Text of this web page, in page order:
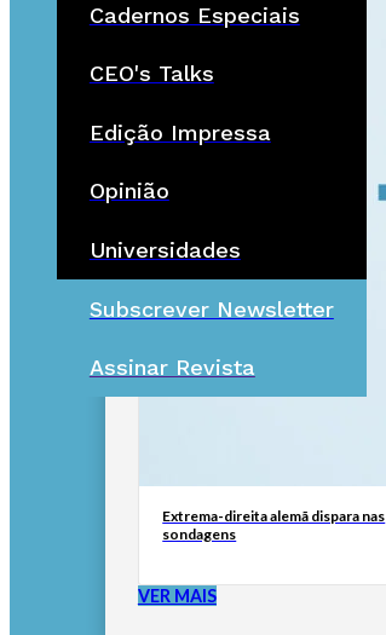
Cadernos Especiais
CEO's Talks
Edição Impressa
Opinião
Universidades
Subscrever Newsletter
Assinar Revista
Extrema-direita alemã dispara nas
sondagens
VER MAIS